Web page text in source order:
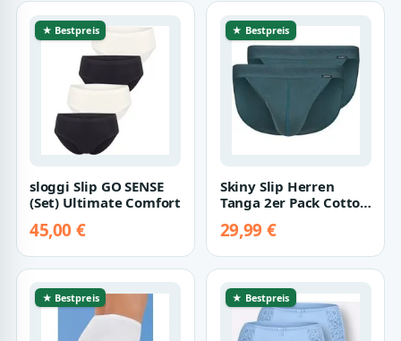
★ Bestpreis
sloggi Slip GO SENSE
(Set) Ultimate Comfort
45,00 €
★ Bestpreis
Skiny Slip Herren
Tanga 2er Pack Cotton
angenehm…
29,99 €
★ Bestpreis ★ Bestpreis